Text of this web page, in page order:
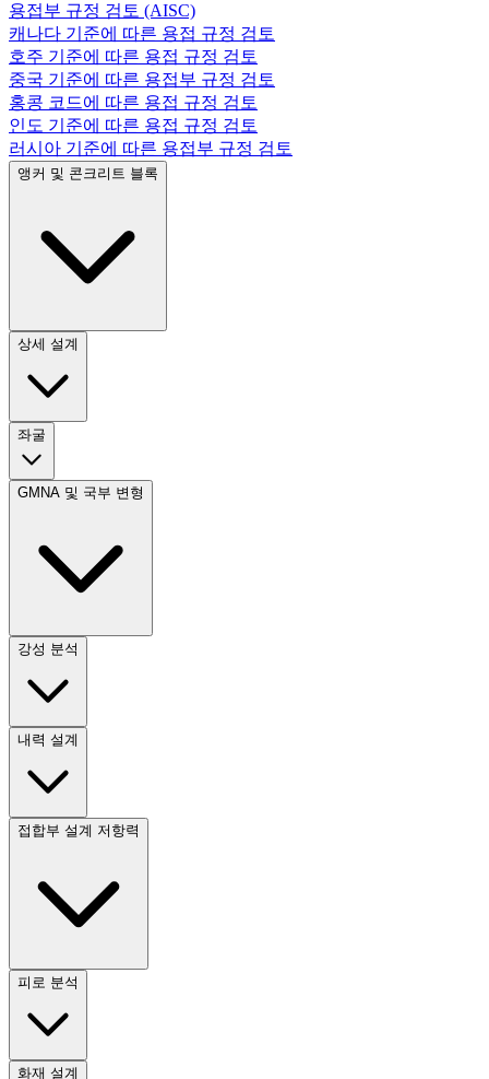
용접부 규정 검토 (AISC)
캐나다 기준에 따른 용접 규정 검토
호주 기준에 따른 용접 규정 검토
중국 기준에 따른 용접부 규정 검토
홍콩 코드에 따른 용접 규정 검토
인도 기준에 따른 용접 규정 검토
러시아 기준에 따른 용접부 규정 검토
앵커 및 콘크리트 블록
상세 설계
좌굴
GMNA 및 국부 변형
강성 분석
내력 설계
접합부 설계 저항력
피로 분석
화재 설계